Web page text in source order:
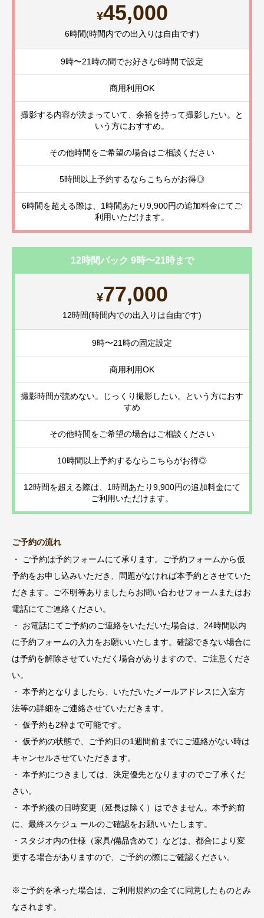
¥45,000
6時間(時間内での出入りは自由です)
9時〜21時の間でお好きな6時間で設定
商用利用OK
撮影する内容が決まっていて、余裕を持って撮影したい。と
いう方におすすめ。
その他時間をご希望の場合はご相談ください
5時間以上予約するならこちらがお得◎
6時間を超える際は、1時間あたり9,900円の追加料金にてご
利用いただけます。
12時間パック 9時〜21時まで
¥77,000
12時間(時間内での出入りは自由です)
9時〜21時の固定設定
商用利用OK
撮影時間が読めない。じっくり撮影したい。という方におす
すめ
その他時間をご希望の場合はご相談ください
10時間以上予約するならこちらがお得◎
12時間を超える際は、1時間あたり9,900円の追加料金にて
ご利用いただけます。
ご予約の流れ
・ ご予約は予約フォームにて承ります。ご予約フォームから仮
予約をお申し込みいただき、問題がなければ本予約とさせていた
だきます。ご不明等ありましたらお問い合わせフォームまたはお
電話にてご連絡ください。
・ お電話にてご予約のご連絡をいただいた場合は、24時間以内
に予約フォームの入力をお願いいたします。確認できない場合に
は予約を解除させていただく場合がありますので、ご注意くださ
い。
・ 本予約となりましたら、いただいたメールアドレスに入室方
法等の詳細をご連絡させていただきます。
・ 仮予約も2枠まで可能です。
・ 仮予約の状態で、ご予約日の1週間前までにご連絡がない時は
キャンセルさせていただきます。
・ 本予約につきましては、決定優先となりますのでご了承くだ
さい。
・ 本予約後の日時変更（延長は除く）はできません。本予約前
に、最終スケジュ ールのご確認をお願いいたします。
・スタジオ内の仕様（家具/備品含めて）などは、都合により変
更する場合がありますので、ご予約の際にご確認ください。
※ご予約を承った場合は、ご利用規約の全てに同意したものとみ
なされます。